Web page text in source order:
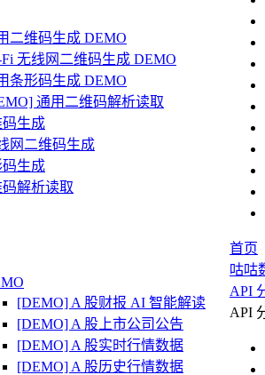
二维码生成 DEMO
无线网二维码生成 DEMO
条形码生成 DEMO
通用二维码解析读取
生成
网二维码生成
生成
解析读取
[DEMO] A 股财报 AI 智能解读
[DEMO] A 股上市公司公告
[DEMO] A 股实时行情数据
[DEMO] A 股历史行情数据
首页
咕咕
API
API